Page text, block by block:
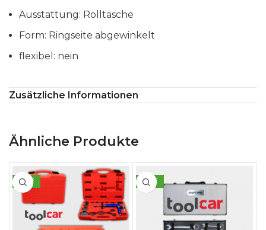
Ausstattung: Rolltasche
Form: Ringseite abgewinkelt
flexibel: nein
Zusätzliche Informationen
Ähnliche Produkte
SALE SALE